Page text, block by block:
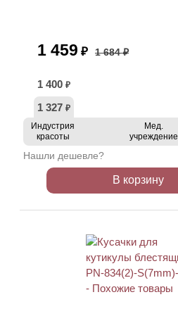
1 459 ₽ 1 684 ₽
1 400 ₽
1 327 ₽
Индустрия
красоты
Мед.
учреждение
Нашли дешевле?
В корзину